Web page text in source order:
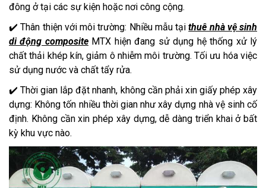
đông ở tại các sự kiện hoặc nơi công cộng.
✔️ Thân thiện với môi trường: Nhiều mẫu tạithuê nhà vệ sinh
di động compositeMTX hiện đang sử dụng hệ thống xử lý
chất thải khép kín, giảm ô nhiễm môi trường. Tối ưu hóa việc
sử dụng nước và chất tẩy rửa.
✔️ Thời gian lắp đặt nhanh, không cần phải xin giấy phép xây
dựng: Không tốn nhiều thời gian như xây dựng nhà vệ sinh cố
định. Không cần xin phép xây dựng, dễ dàng triển khai ở bất
kỳ khu vực nào.